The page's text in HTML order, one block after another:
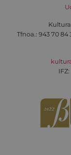
Tfnoa.: 943 70 84